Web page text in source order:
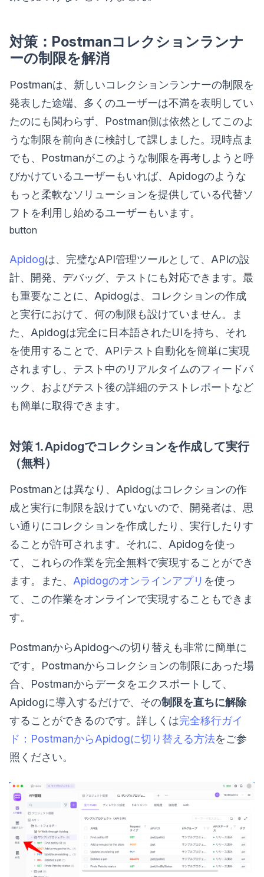
対策：Postmanコレクションランナ
ーの制限を解消
Postmanは、新しいコレクションランナーの制限を
発表した途端、多くのユーザーは不満を表明してい
たのにも関わらず、Postman側は依然としてこのよ
うな制限を前向きに検討して課しました。現時点ま
でも、Postmanがこのような制限を再考しようと呼
びかけているユーザーもいれば、Apidogのような
もっと柔軟なソリューションを提供している代替ソ
フトを利用し始めるユーザーもいます。
button
Apidogは、完璧なAPI管理ツールとして、APIの設
計、開発、デバッグ、テストにも対応できます。最
も重要なことに、Apidogは、コレクションの作成
と実行におけて、何の制限も設けていません。ま
た、Apidogは完全に日本語されたUIを持ち、それ
を使用することで、APIテスト自動化を簡単に実現
されますし、テスト中のリアルタイムのフィードバ
ック、およびテスト後の詳細のテストレポートなど
も簡単に取得できます。
対策⒈Apidogでコレクションを作成して実行
（無料）
Postmanとは異なり、Apidogはコレクションの作
成と実行に制限を設けていないので、開発者は、思
い通りにコレクションを作成したり、実行したりす
ることが許可されます。それに、Apidogを使っ
て、これらの作業を完全無料で実現することができ
ます。また、 Apidogのオンラインアプリ を使っ
て、この作業をオンラインで実現することもできま
す。
PostmanからApidogへの切り替えも非常に簡単に
です。Postmanからコレクションの制限にあった場
合、Postmanからデータをエクスポートして、
Apidogに導入するだけで、その制限を直ちに解除
することができるのです。詳しくは完全移行ガイ
ド：PostmanからApidogに切り替える方法をご参
照ください。